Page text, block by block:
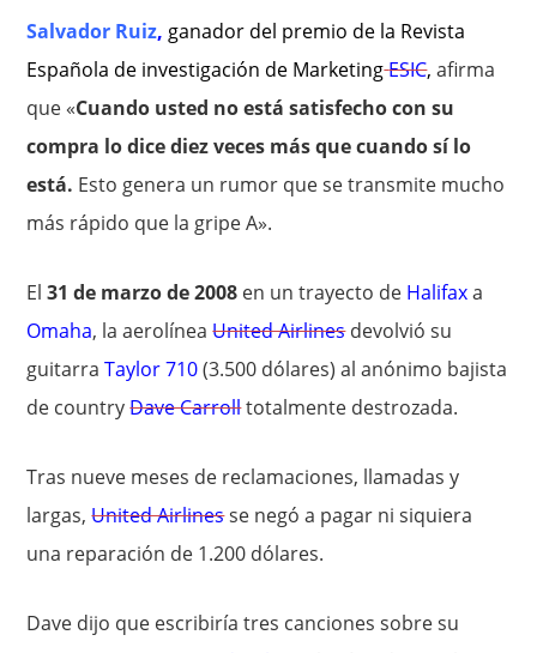
Salvador Ruiz, ganador del premio de la Revista
Española de investigación de MarketingESIC, afirma
que «Cuando usted no está satisfecho con su
compra lo dice diez veces más que cuando sí lo
está. Esto genera un rumor que se transmite mucho
más rápido que la gripe A».
El31 de marzo de 2008 en un trayecto de Halifaxa
Omaha, la aerolíneaUnited Airlinesdevolvió su
guitarraTaylor 710(3.500 dólares) al anónimo bajista
de countryDave Carrolltotalmente destrozada.
Tras nueve meses de reclamaciones, llamadas y
largas,United Airlinesse negó a pagar ni siquiera
una reparación de 1.200 dólares.
Dave dijo que escribiría tres canciones sobre su